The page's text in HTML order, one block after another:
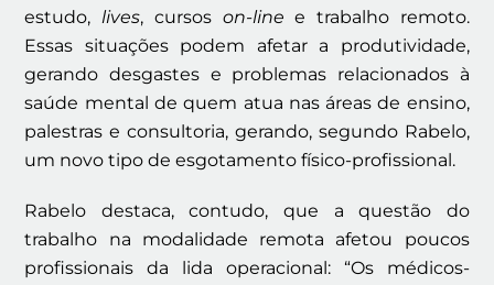
estudo, lives, cursos on-line e trabalho remoto.
Essas situações podem afetar a produtividade,
gerando desgastes e problemas relacionados à
saúde mental de quem atua nas áreas de ensino,
palestras e consultoria, gerando, segundo Rabelo,
um novo tipo de esgotamento físico-profissional.
Rabelo destaca, contudo, que a questão do
trabalho na modalidade remota afetou poucos
profissionais da lida operacional: “Os médicos-